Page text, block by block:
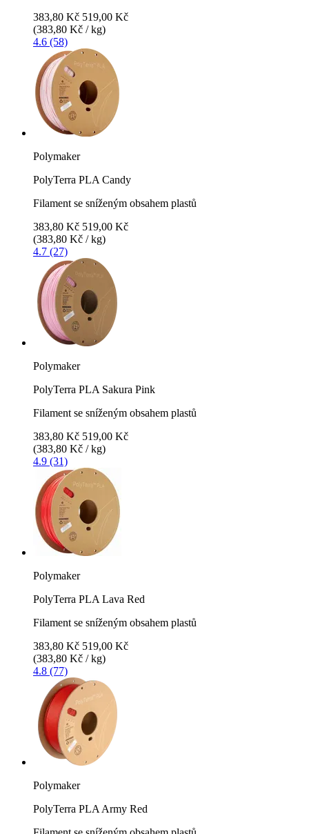
383,80 Kč 519,00 Kč
(383,80 Kč / kg)
4.6 (58)
Polymaker
PolyTerra PLA Candy
Filament se sníženým obsahem plastů
383,80 Kč 519,00 Kč
(383,80 Kč / kg)
4.7 (27)
Polymaker
PolyTerra PLA Sakura Pink
Filament se sníženým obsahem plastů
383,80 Kč 519,00 Kč
(383,80 Kč / kg)
4.9 (31)
Polymaker
PolyTerra PLA Lava Red
Filament se sníženým obsahem plastů
383,80 Kč 519,00 Kč
(383,80 Kč / kg)
4.8 (77)
Polymaker
PolyTerra PLA Army Red